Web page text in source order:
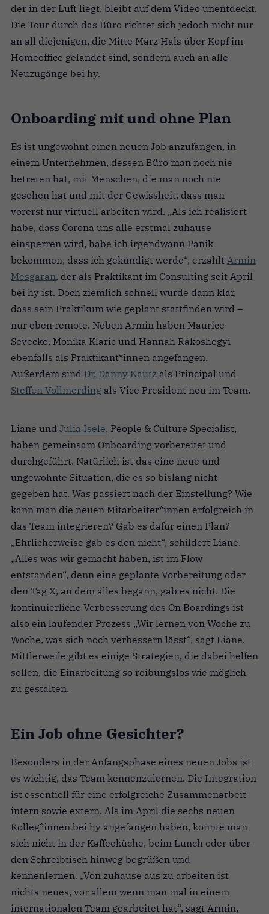
der in der Luft liegt, bleibt auf dem Video unentdeckt.
Die Tour durch das Büro richtet sich jedoch nicht nur
an all diejenigen, die Mitte März Hals über Kopf im
Homeoffice gelandet sind, sondern auch an alle
Neuzugänge bei hy.
Onboarding mit und ohne Plan
Es ist ungewohnt einen neuen Job anzufangen, in
einem Unternehmen, dessen Büro man noch nie
betreten hat, mit Menschen, die man noch nie
gesehen hat und mit der Gewissheit, dass man
vorerst nur virtuell arbeiten wird. „Als ich realisiert
habe, dass Corona uns alle erstmal zuhause
einsperren wird, habe ich irgendwann Panik
bekommen, dass ich gekündigt werde“, erzählt Armin
Mesgaran, der als Praktikant im Consulting seit April
bei hy ist. Doch ziemlich schnell wurde dann klar,
dass sein Praktikum wie geplant stattfinden wird –
nur eben remote. Neben Armin haben Maurice
Sevecke, Monika Klaric und Hannah Rákoshegyi
ebenfalls als Praktikant*innen angefangen.
Außerdem sind Dr. Danny Kautz als Principal und
Steffen Vollmerding als Vice President neu im Team.
Liane und Julia Isele, People & Culture Specialist,
haben gemeinsam Onboarding vorbereitet und
durchgeführt. Natürlich ist das eine neue und
ungewohnte Situation, die es so bislang nicht
gegeben hat. Was passiert nach der Einstellung? Wie
kann man die neuen Mitarbeiter*innen erfolgreich in
das Team integrieren? Gab es dafür einen Plan?
„Ehrlicherweise gab es den nicht“, schildert Liane.
„Alles was wir gemacht haben, ist im Flow
entstanden“, denn eine geplante Vorbereitung oder
den Tag X, an dem alles begann, gab es nicht. Die
kontinuierliche Verbesserung des On Boardings ist
also ein laufender Prozess „Wir lernen von Woche zu
Woche, was sich noch verbessern lässt“, sagt Liane.
Mittlerweile gibt es einige Strategien, die dabei helfen
sollen, die Einarbeitung so reibungslos wie möglich
zu gestalten.
Ein Job ohne Gesichter?
Besonders in der Anfangsphase eines neuen Jobs ist
es wichtig, das Team kennenzulernen. Die Integration
ist essentiell für eine erfolgreiche Zusammenarbeit
intern sowie extern. Als im April die sechs neuen
Kolleg*innen bei hy angefangen haben, konnte man
sich nicht in der Kaffeeküche, beim Lunch oder über
den Schreibtisch hinweg begrüßen und
kennenlernen. „Von zuhause aus zu arbeiten ist
nichts neues, vor allem wenn man mal in einem
internationalen Team gearbeitet hat“, sagt Armin,